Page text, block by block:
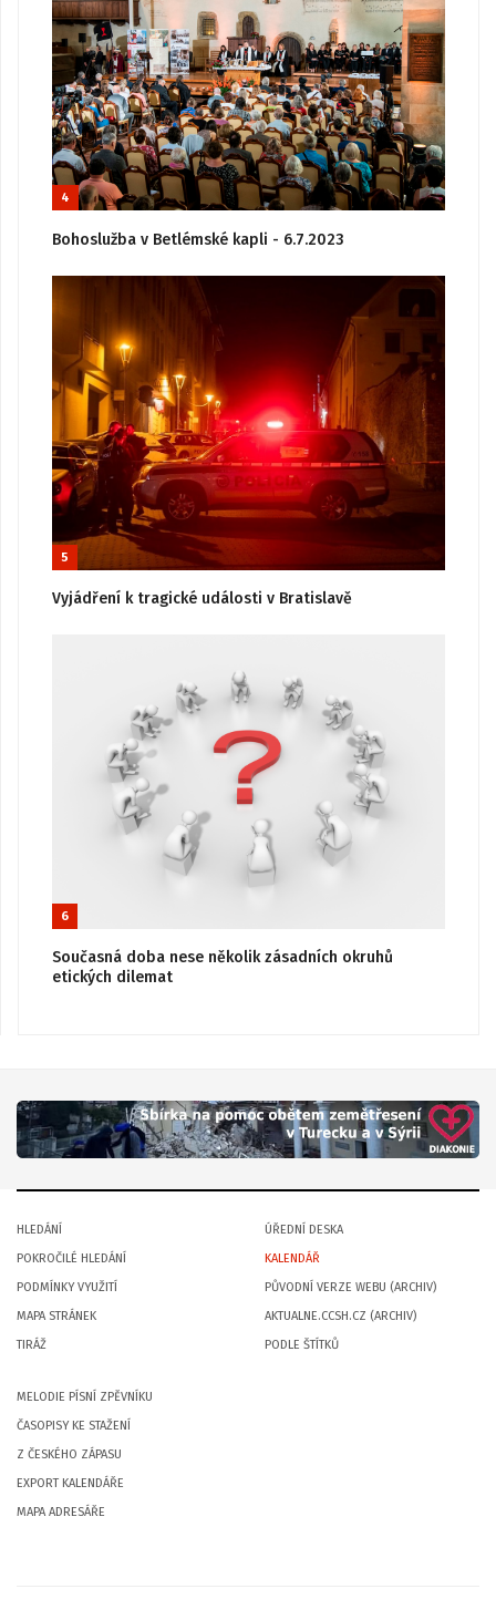
4
Bohoslužba v Betlémské kapli - 6.7.2023
5
Vyjádření k tragické události v Bratislavě
6
Současná doba nese několik zásadních okruhů
etických dilemat
HLEDÁNÍ
POKROČILÉ HLEDÁNÍ
PODMÍNKY VYUŽITÍ
MAPA STRÁNEK
TIRÁŽ
ÚŘEDNÍ DESKA
KALENDÁŘ
PŮVODNÍ VERZE WEBU (ARCHIV)
AKTUALNE.CCSH.CZ (ARCHIV)
PODLE ŠTÍTKŮ
MELODIE PÍSNÍ ZPĚVNÍKU
ČASOPISY KE STAŽENÍ
Z ČESKÉHO ZÁPASU
EXPORT KALENDÁŘE
MAPA ADRESÁŘE